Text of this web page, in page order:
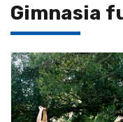
Gimnasia